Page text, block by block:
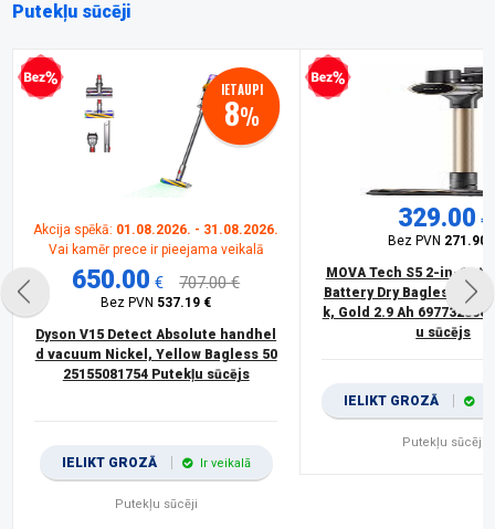
Putekļu sūcēji
kredīts IETAUPI
8%
Akcija spēkā: 01.08.2026. - 31.08.2026.
Vai kamēr prece ir pieejama veikalā
650.00 € 707.00 €
Bez PVN 537.19 €
Dyson V15 Detect Absolute handhel
d vacuum Nickel, Yellow Bagless 50
25155081754 Putekļu sūcējs
IELIKT GROZĀ Ir veikalā
Putekļu sūcēji
Bezprocentu kredīts
329.00 €
Bez PVN 271.90
MOVA Tech S5 2-in-1
Battery Dry Bagless 0.6 L
k, Gold 2.9 Ah
u sūcējs
IELIKT GROZĀ
Putekļu sūcēji